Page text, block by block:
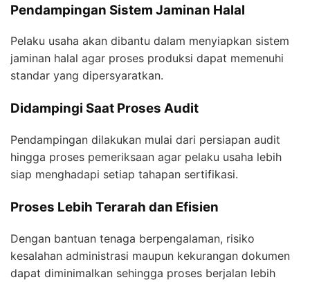
Pendampingan Sistem Jaminan Halal
Pelaku usaha akan dibantu dalam menyiapkan sistem
jaminan halal agar proses produksi dapat memenuhi
standar yang dipersyaratkan.
Didampingi Saat Proses Audit
Pendampingan dilakukan mulai dari persiapan audit
hingga proses pemeriksaan agar pelaku usaha lebih
siap menghadapi setiap tahapan sertifikasi.
Proses Lebih Terarah dan Efisien
Dengan bantuan tenaga berpengalaman, risiko
kesalahan administrasi maupun kekurangan dokumen
dapat diminimalkan sehingga proses berjalan lebih